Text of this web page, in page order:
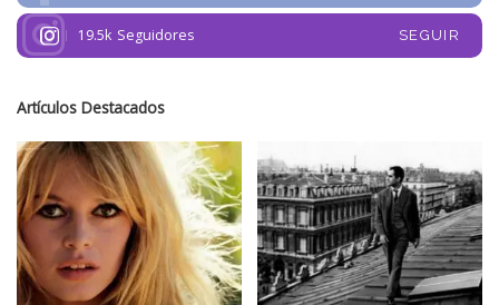
19.5k Seguidores SEGUIR
Artículos Destacados